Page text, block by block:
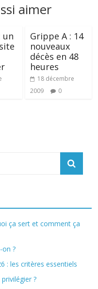
aimer
un
Grippe A : 14
nouveaux
décès en 48
heures
18 décembre
2009
0
ça sert et comment ça
on ?
: les critères essentiels
?